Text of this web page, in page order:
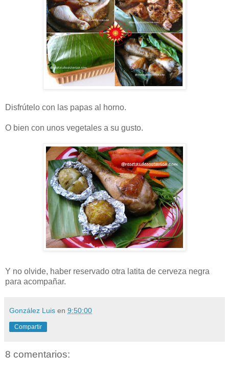
Disfrútelo con las papas al horno.
O bien con unos vegetales a su gusto.
Y no olvide, haber reservado otra latita de cerveza negra
para acompañar.
González Luis en 9:50:00
Compartir
8 comentarios: